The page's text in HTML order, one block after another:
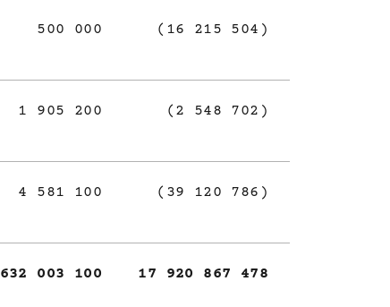
500 000 (16 215 504)
1 905 200 (2 548 702)
4 581 100 (39 120 786)
632 003 100 17 920 867 478